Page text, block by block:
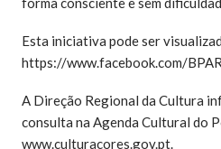
Esta iniciativa pode ser
https://www.facebook.com/
A Direção Regional da Cultura
consulta na Agenda Cultural do
www.culturacores.gov.pt.